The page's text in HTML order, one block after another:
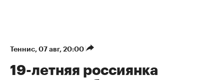
Теннис 07 авг, 20:00
19-летняя россиянка